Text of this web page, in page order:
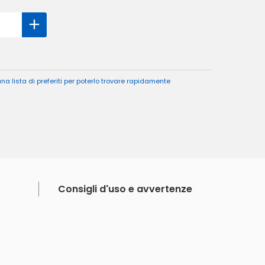
lista di preferiti per poterlo trovare rapidamente
Consigli d'uso e avvertenze